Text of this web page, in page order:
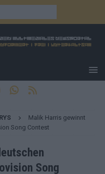
Malik Harris gewinnt
Song Contest
Song